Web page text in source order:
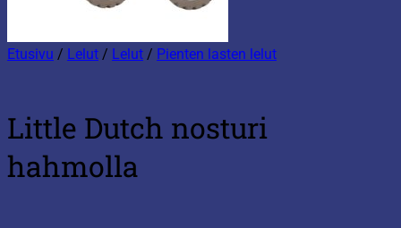
Etusivu / Lelut / Lelut / Pienten lasten lelut
Little Dutch nosturi
hahmolla